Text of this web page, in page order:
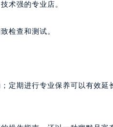
术强的专业店。
检查和测试。
定期进行专业保养可以有效延